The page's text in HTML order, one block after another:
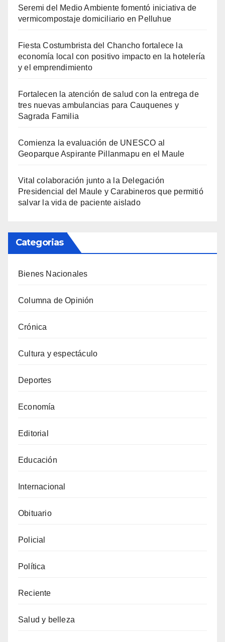
Seremi del Medio Ambiente fomentó iniciativa de
vermicompostaje domiciliario en Pelluhue
Fiesta Costumbrista del Chancho fortalece la
economía local con positivo impacto en la hotelería
y el emprendimiento
Fortalecen la atención de salud con la entrega de
tres nuevas ambulancias para Cauquenes y
Sagrada Familia
Comienza la evaluación de UNESCO al
Geoparque Aspirante Pillanmapu en el Maule
Vital colaboración junto a la Delegación
Presidencial del Maule y Carabineros que permitió
salvar la vida de paciente aislado
Categorias
Bienes Nacionales
Columna de Opinión
Crónica
Cultura y espectáculo
Deportes
Economía
Editorial
Educación
Internacional
Obituario
Policial
Política
Reciente
Salud y belleza